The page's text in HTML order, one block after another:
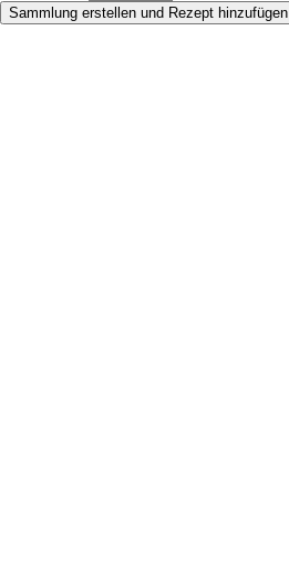
Sammlung erstellen und Rezept hinzufügen